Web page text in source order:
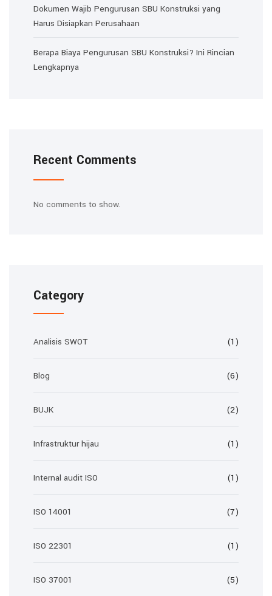
Dokumen Wajib Pengurusan SBU Konstruksi yang
Harus Disiapkan Perusahaan
Berapa Biaya Pengurusan SBU Konstruksi? Ini Rincian
Lengkapnya
Recent Comments
No comments to show.
Category
Analisis SWOT (1)
Blog (6)
BUJK (2)
Infrastruktur hijau (1)
Internal audit ISO (1)
ISO 14001 (7)
ISO 22301 (1)
ISO 37001 (5)